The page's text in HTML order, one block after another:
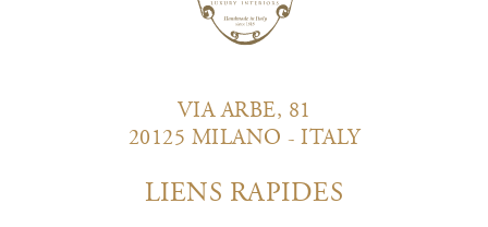
VIA ARBE, 81
20125 MILANO - ITALY
LIENS RAPIDES